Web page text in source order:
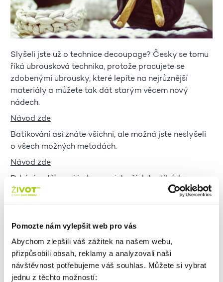
Pomozte nám vylepšit web pro vás
Abychom zlepšili váš zážitek na našem webu,
přizpůsobili obsah, reklamy a analyzovali naši
návštěvnost potřebujeme váš souhlas. Můžete si vybrat
jednu z těchto možností:
Slyšeli jste už o technice decoupage? Česky se tomu
říká ubrousková technika, protože pracujete se
zdobenými ubrousky, které lepíte na nejrůznější
materiály a můžete tak dát starým věcem nový
nádech.
Návod zde
Batikování asi znáte všichni, ale možná jste neslyšeli
o všech možných metodách.
Návod zde
Drhání patří mezi jednu z nejstarších textilních
technik. Nepotřebujete k tomu žádné složité pomůcky
Návod zde
Blíží se Velikonoce, co kdybyste letos vyzkoušeli
nějakou netradiční techniku barvení vajíček?
Návod zde